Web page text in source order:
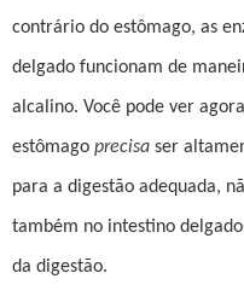
contrário do estômago, as
delgado funcionam de
alcalino. Você pode ver
estômago precisa ser
para a digestão adequada,
também no intestino
da digestão.